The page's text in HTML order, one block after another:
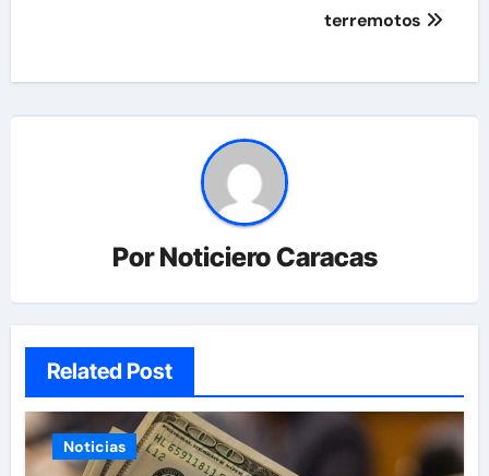
terremotos
PorNoticiero Caracas
Related Post
Noticias